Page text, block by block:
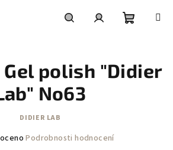
košík
Gel polish "Didier
No63
DIDIER LAB
Podrobnosti hodnocení